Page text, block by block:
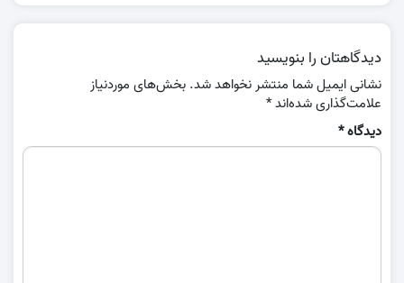
دیدگاهتان را بنویسید
نشانی ایمیل شما منتشر نخواهد شد. بخش‌های موردنیاز
علامت‌گذاری شده‌اند*
دیدگاه*